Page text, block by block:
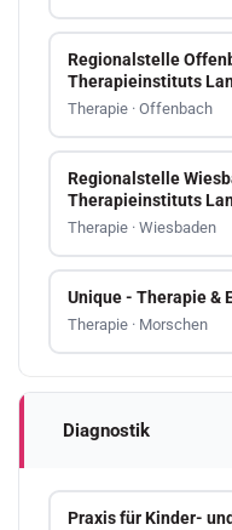
Regionalstelle
Therapieinstituts
Therapie · Offenbach
Regionalstelle
Therapieinstituts
Therapie · Wiesbaden
Unique - Therapie &
Therapie · Morschen
Diagnostik
Praxis für Kinder-